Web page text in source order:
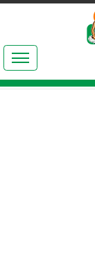
இலக்கியங்கள்
தமிழ் உலகம்